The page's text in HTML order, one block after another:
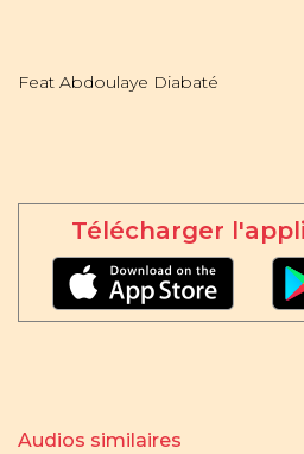
Feat Abdoulaye Diabaté
Télécharger
Audios similaires